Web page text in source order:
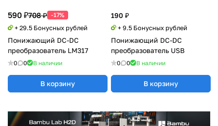
590 ₽708 ₽ -17%
+ 29.5 Бонусных рублей
Понижающий DC-DC
преобразователь LM317
0 0 В наличии
В корзину
190 ₽
+ 9.5 Бонусных рублей
Понижающий DC-DC
преобразователь USB
0 0 В наличии
В корзину